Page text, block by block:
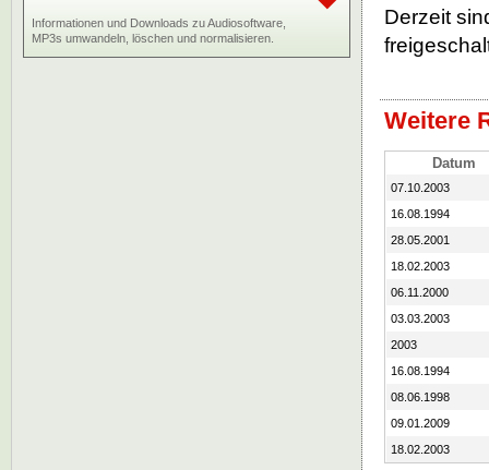
Derzeit
Weitere
Datum
07.10.2003
16.08.1994
28.05.2001
18.02.2003
06.11.2000
03.03.2003
2003
16.08.1994
08.06.1998
09.01.2009
18.02.2003
Informationen und Downloads zu Audiosoftware,
MP3s umwandeln, löschen und normalisieren.